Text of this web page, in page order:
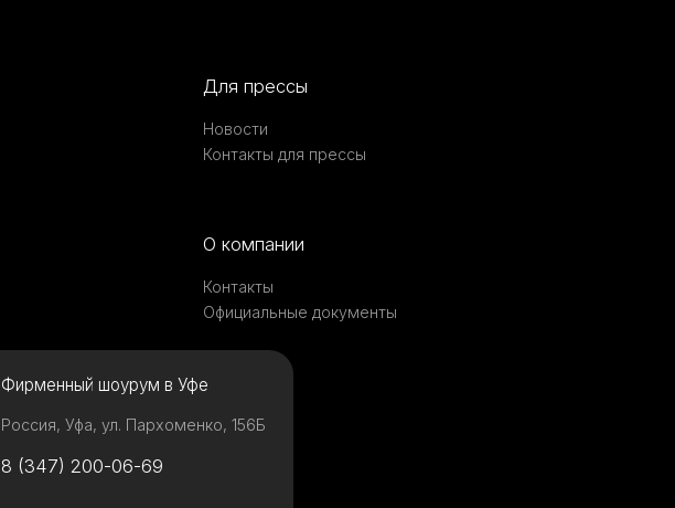
Для прессы
Новости
Контакты для прессы
О компании
Контакты
Официальные документы
Фирменный шоурум в Уфе
Россия, Уфа, ул. Пархоменко, 156Б
8 (347) 200-06-69